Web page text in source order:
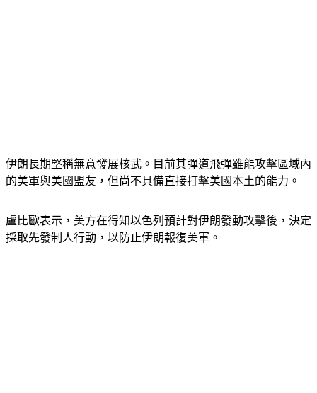
伊朗長期堅稱無意發展核武。目前其彈道飛彈雖能攻擊區域內
的美軍與美國盟友，但尚不具備直接打擊美國本土的能力。
盧比歐表示，美方在得知以色列預計對伊朗發動攻擊後，決定
採取先發制人行動，以防止伊朗報復美軍。